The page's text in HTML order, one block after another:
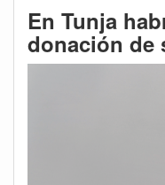
En Tunja
donación de